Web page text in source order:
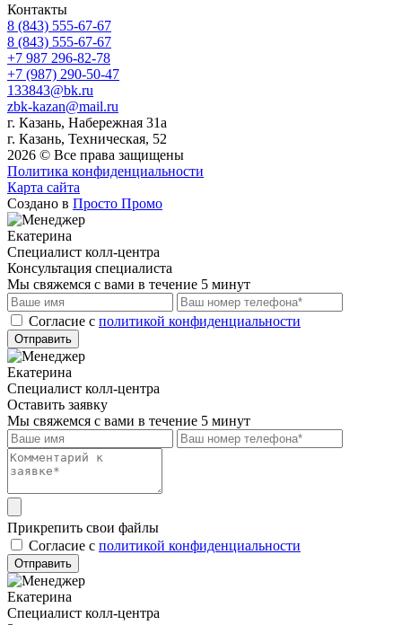
Контакты
8 (843) 555-67-67
8 (843) 555-67-67
+7 987 296-82-78
+7 (987) 290-50-47
133843@bk.ru
zbk-kazan@mail.ru
г. Казань, Набережная 31а
г. Казань, Техническая, 52
2026 © Все права защищены
Политика конфиденциальности
Карта сайта
Создано в Просто Промо
Екатерина
Специалист колл-центра
Консультация специалиста
Мы свяжемся с вами в течение 5 минут
Cогласие с политикой конфиденциальности
Отправить
Екатерина
Специалист колл-центра
Оставить заявку
Мы свяжемся с вами в течение 5 минут
Прикрепить свои файлы
Cогласие с политикой конфиденциальности
Отправить
Екатерина
Специалист колл-центра